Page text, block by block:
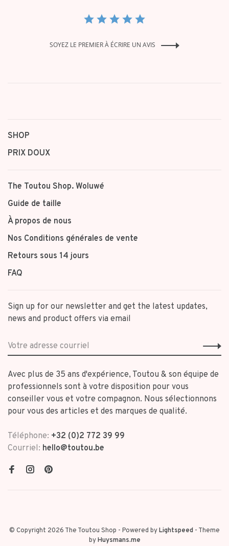
SOYEZ LE PREMIER À ÉCRIRE UN AVIS
SHOP
PRIX DOUX
The Toutou Shop. Woluwé
Guide de taille
À propos de nous
Nos Conditions générales de vente
Retours sous 14 jours
FAQ
Sign up for our newsletter and get the latest updates,
news and product offers via email
Avec plus de 35 ans d'expérience, Toutou & son équipe de
professionnels sont à votre disposition pour vous
conseiller vous et votre compagnon. Nous sélectionnons
pour vous des articles et des marques de qualité.
Téléphone: +32 (0)2 772 39 99
Courriel: hello@toutou.be
© Copyright 2026 The Toutou Shop - Powered byLightspeed - Theme
byHuysmans.me